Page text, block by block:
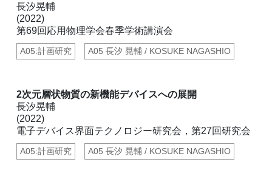
長汐晃輔
(2022)
第69回応用物理学会春季学術講演会
A05:計画研究 A05 長汐 晃輔 / KOSUKE NAGASHIO
2次元層状物質の新機能デバイスへの展開
長汐晃輔
(2022)
電子デバイス界面テクノロジー研究会，第27回研究会
A05:計画研究 A05 長汐 晃輔 / KOSUKE NAGASHIO